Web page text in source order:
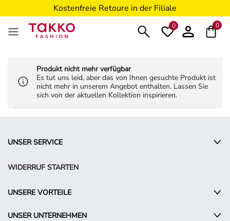
Kostenfreie Retoure in der Filiale
5€ Gutschein nach Registrierung*
0 0
Produkt nicht mehr verfügbar
Es tut uns leid, aber das von Ihnen gesuchte Produkt ist
nicht mehr in unserem Angebot enthalten. Lassen Sie
sich von der aktuellen Kollektion inspirieren.
UNSER SERVICE
WIDERRUF STARTEN
UNSERE VORTEILE
UNSER UNTERNEHMEN